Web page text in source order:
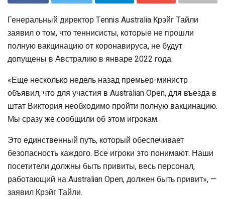
Генеральный директор Tennis Australia Крэйг Тайли
заявил о том, что теннисисты, которые не прошли
полную вакцинацию от коронавируса, не будут
допущены в Австралию в январе 2022 года.
«Еще несколько недель назад премьер-министр
объявил, что для участия в Australian Open, для въезда в
штат Виктория необходимо пройти полную вакцинацию.
Мы сразу же сообщили об этом игрокам.
Это единственный путь, который обеспечивает
безопасность каждого. Все игроки это понимают. Наши
посетители должны быть привиты, весь персонал,
работающий на Australian Open, должен быть привит», —
заявил Крэйг Тайли.